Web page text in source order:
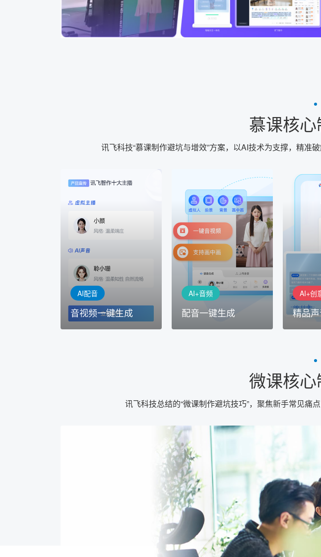
慕课核
讯飞科技“慕课制作避坑与增效”方案，以AI技术为支撑，精准
AI配音
音视频一键生成
音视频一键生成
AI+视频：在虚拟"AI演播
键完成音、视频作品的输出
AI+音频
配音一键生成
AI+音频
配音一键生成
AI+音频：基于全球领先的
TTS能力打造的AI音频制作
工具，输入文本、选择发音
人即可一键生成专业音频
AI+创
精品
AI+创
精品声
AI+创意
示窗口，
微课核心
讯飞科技总结的“微课制作避坑技巧”，聚焦新手常见痛